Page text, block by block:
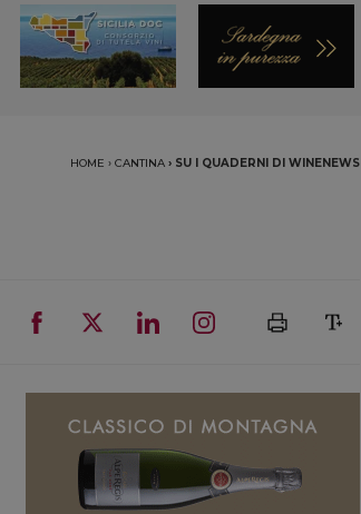
HOME › CANTINA › SU I QUADERNI DI WINENEWS